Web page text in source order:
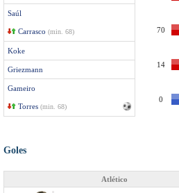
Saúl
Carrasco (min. 68)
Koke
Griezmann
Gameiro
Torres (min. 68)
70
14
0
Goles
Atlético